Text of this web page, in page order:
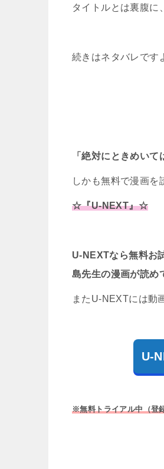
タイトルとは裏腹に
続きはネタバレです
「絶対にときめい
しかも無料で漫画を
☆『U-NEXT』☆
U-NEXTなら無料お
島先生の漫画が読め
またU-NEXTには動
U-
※無料トライアル中（登